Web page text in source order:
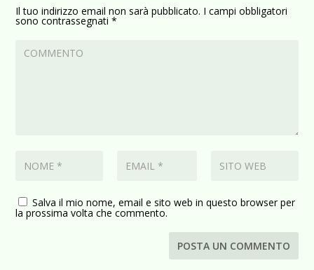
Il tuo indirizzo email non sarà pubblicato. I campi obbligatori
sono contrassegnati*
Salva il mio nome, email e sito web in questo browser per
la prossima volta che commento.